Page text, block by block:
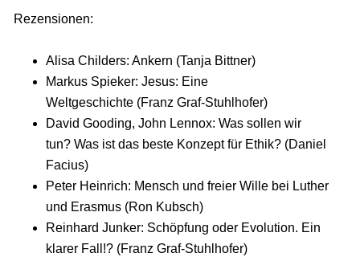
Rezensionen:
Alisa Childers: Ankern (Tanja Bittner)
Markus Spieker: Jesus: Eine
Weltgeschichte (Franz Graf-Stuhlhofer)
David Gooding, John Lennox: Was sollen wir
tun? Was ist das beste Konzept für Ethik? (Daniel
Facius)
Peter Heinrich: Mensch und freier Wille bei Luther
und Erasmus (Ron Kubsch)
Reinhard Junker: Schöpfung oder Evolution. Ein
klarer Fall!? (Franz Graf-Stuhlhofer)